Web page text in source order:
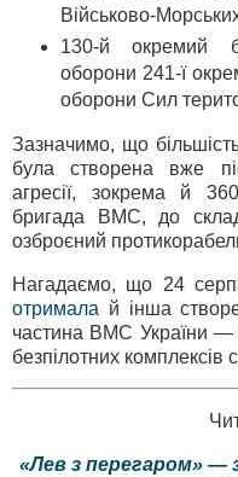
Військово-
130-й окремий
оборони 241-ї
оборони Сил
Зазначимо, що
була створена вже
агресії, зокрема й
бригада ВМС, до
озброєний
Нагадаємо, що 24
отримала й інша
частина ВМС України —
безпілотних комплексів
«Лев з перегаром» —